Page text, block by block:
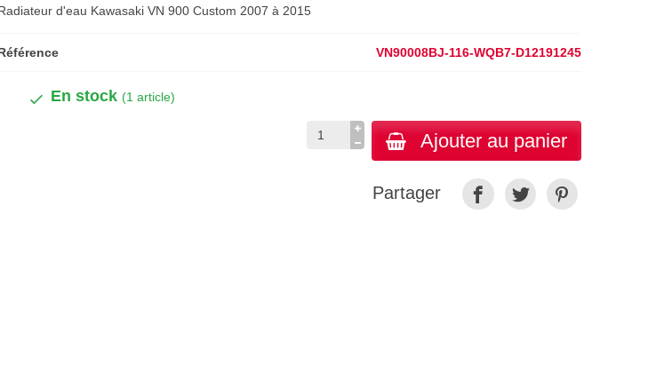
d'eau Kawasaki VN 900 Custom 2007 à 2015
VN90008BJ-116-WQB7-D12191245
En stock (1 article)
Ajouter au panier
Partager